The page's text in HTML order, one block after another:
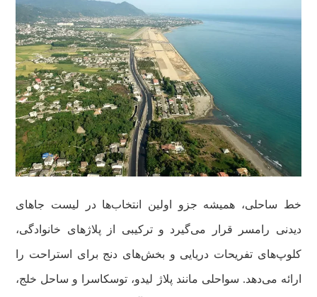
خط ساحلی، همیشه جزو اولین انتخاب‌ها در لیست جاهای
دیدنی رامسر قرار می‌گیرد و ترکیبی از پلاژهای خانوادگی،
کلوپ‌های تفریحات دریایی و بخش‌های دنج برای استراحت را
ارائه می‌دهد. سواحلی مانند پلاژ لیدو، توسکاسرا و ساحل خلج،